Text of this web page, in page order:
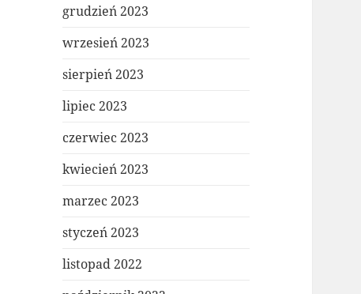
grudzień 2023
wrzesień 2023
sierpień 2023
lipiec 2023
czerwiec 2023
kwiecień 2023
marzec 2023
styczeń 2023
listopad 2022